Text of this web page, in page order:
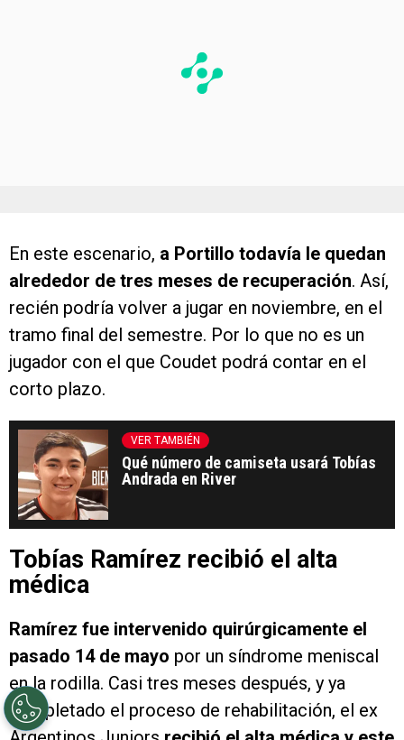
En este escenario, a Portillo todavía le quedan
alrededor de tres meses de recuperación. Así,
recién podría volver a jugar en noviembre, en el
tramo final del semestre. Por lo que no es un
jugador con el que Coudet podrá contar en el
corto plazo.
VER TAMBIÉN
Qué número de camiseta usará Tobías
Andrada en River
Tobías Ramírez recibió el alta
médica
Ramírez fue intervenido quirúrgicamente el
pasado 14 de mayo por un síndrome meniscal
en la rodilla. Casi tres meses después, y ya
completado el proceso de rehabilitación, el ex